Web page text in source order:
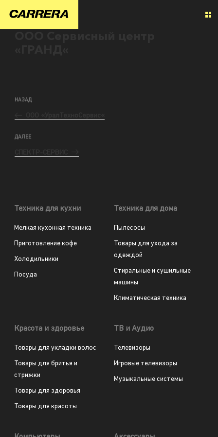
НАЗАД
ДАЛЕЕ
Техника для кухни
Мелкая кухонная техника
Приготовление кофе
Холодильники
Посуда
Техника для дома
Пылесосы
Товары для ухода за
одеждой
Стиральные и сушильные
машины
Климатическая техника
Красота и здоровье
Товары для укладки волос
Товары для бритья и
стрижки
Товары для здоровья
Товары для красоты
ТВ и Аудио
Телевизоры
Игровые телевизоры
Музыкальные системы